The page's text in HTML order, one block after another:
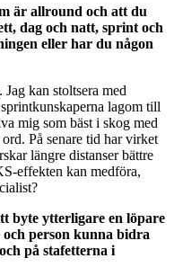
är allround och att du
dag och natt, sprint och
eller har du någon
kan stoltsera med
lagom till
mig som bäst i skog med
På senare tid har virket
längre distanser bättre
effekten kan medföra,
byte ytterligare en löpare
person kunna bidra
på stafetterna i